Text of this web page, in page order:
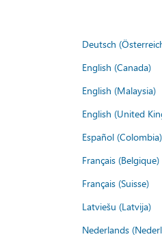
Deutsch
English (Canada)
English (Malaysia)
English (United
Español (Colombia)
Français (Belgique)
Français (Suisse)
Latviešu (Latvija)
Nederlands